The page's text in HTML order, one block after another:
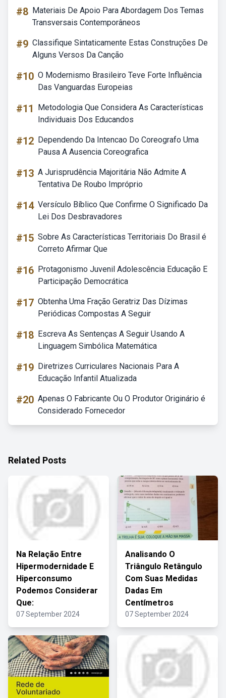
#8 Materiais De Apoio Para Abordagem Dos Temas
Transversais Contemporâneos
#9 Classifique Sintaticamente Estas Construções De
Alguns Versos Da Canção
#10 O Modernismo Brasileiro Teve Forte Influência
Das Vanguardas Europeias
#11
Metodologia Que Considera As Características
Individuais Dos Educandos
#12 Dependendo Da Intencao Do Coreografo Uma
Pausa A Ausencia Coreografica
#13 A Jurisprudência Majoritária Não Admite A
Tentativa De Roubo Impróprio
#14 Versículo Bíblico Que Confirme O Significado Da
Lei Dos Desbravadores
#15 Sobre As Características Territoriais Do Brasil é
Correto Afirmar Que
#16 Protagonismo Juvenil Adolescência Educação E
Participação Democrática
#17 Obtenha Uma Fração Geratriz Das Dízimas
Periódicas Compostas A Seguir
#18 Escreva As Sentenças A Seguir Usando A
Linguagem Simbólica Matemática
#19 Diretrizes Curriculares Nacionais Para A
Educação Infantil Atualizada
#20 Apenas O Fabricante Ou O Produtor Originário é
Considerado Fornecedor
Related Posts
Na Relação Entre
Hipermodernidade E
Hiperconsumo
Podemos Considerar
Que:
07 September 2024
Analisando O
Triângulo Retângulo
Com Suas Medidas
Dadas Em
Centímetros
07 September 2024